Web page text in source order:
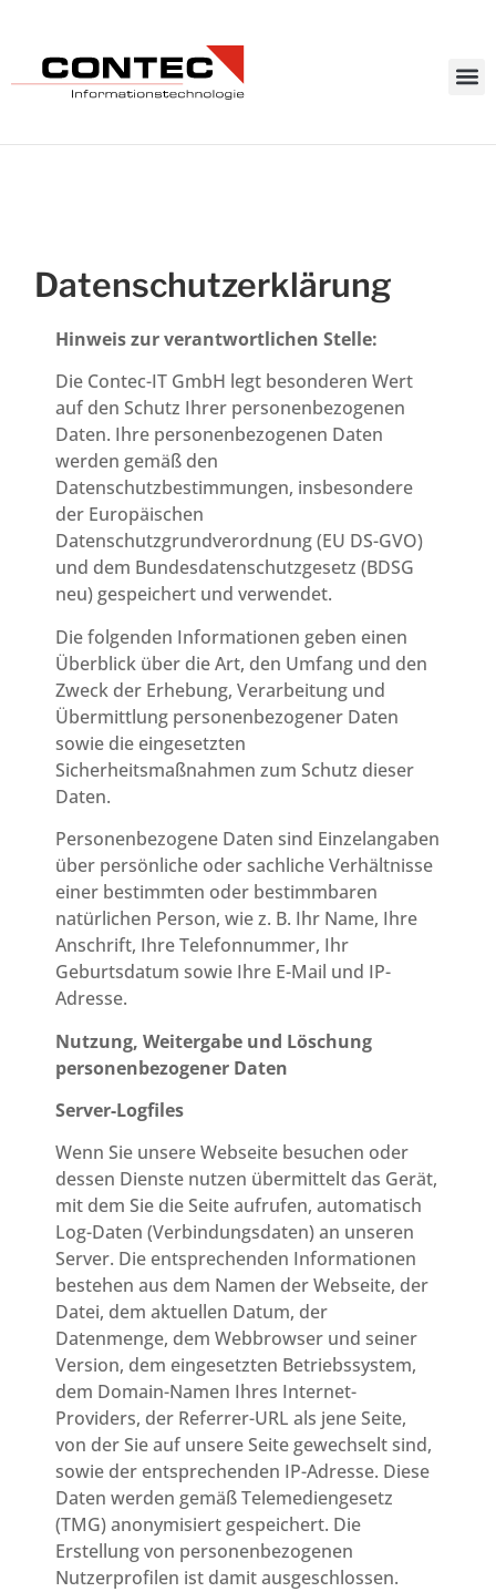
Daten­schutz­erklärung
Hinweis zur verantwortlichen Stelle:
Die Contec-IT GmbH legt besonderen Wert
auf den Schutz Ihrer personenbezogenen
Daten. Ihre personenbezogenen Daten
werden gemäß den
Datenschutzbestimmungen, insbesondere
der Europäischen
Datenschutzgrundverordnung (EU DS-GVO)
und dem Bundesdatenschutzgesetz (BDSG
neu) gespeichert und verwendet.
Die folgenden Informationen geben einen
Überblick über die Art, den Umfang und den
Zweck der Erhebung, Verarbeitung und
Übermittlung personenbezogener Daten
sowie die eingesetzten
Sicherheitsmaßnahmen zum Schutz dieser
Daten.
Personenbezogene Daten sind Einzelangaben
über persönliche oder sachliche Verhältnisse
einer bestimmten oder bestimmbaren
natürlichen Person, wie z. B. Ihr Name, Ihre
Anschrift, Ihre Telefonnummer, Ihr
Geburtsdatum sowie Ihre E-Mail und IP-
Adresse.
Nutzung, Weitergabe und Löschung
personenbezogener Daten
Server-Logfiles
Wenn Sie unsere Webseite besuchen oder
dessen Dienste nutzen übermittelt das Gerät,
mit dem Sie die Seite aufrufen, automatisch
Log-Daten (Verbindungsdaten) an unseren
Server. Die entsprechenden Informationen
bestehen aus dem Namen der Webseite, der
Datei, dem aktuellen Datum, der
Datenmenge, dem Webbrowser und seiner
Version, dem eingesetzten Betriebssystem,
dem Domain-Namen Ihres Internet-
Providers, der Referrer-URL als jene Seite,
von der Sie auf unsere Seite gewechselt sind,
sowie der entsprechenden IP-Adresse. Diese
Daten werden gemäß Telemediengesetz
(TMG) anonymisiert gespeichert. Die
Erstellung von personenbezogenen
Nutzerprofilen ist damit ausgeschlossen.